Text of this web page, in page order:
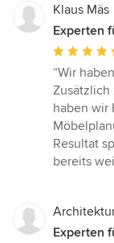
Klaus Mäs
Experten
Bewertung:
5
von
5
Sternen
“Wir
Zusätzlich
haben wir
Resultat
bereits
Experten